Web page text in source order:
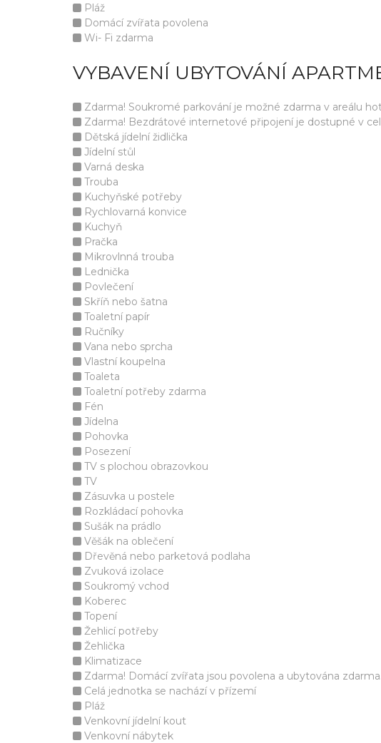
Pláž
Domácí zvířata povolena
Wi- Fi zdarma
VYBAVENÍ UBYTOVÁNÍ
Zdarma! Soukromé parkování je možné zdarma v areálu
Zdarma! Bezdrátové internetové připojení je dostupné v
Dětská jídelní židlička
Jídelní stůl
Varná deska
Trouba
Kuchyňské potřeby
Rychlovarná konvice
Kuchyň
Pračka
Mikrovlnná trouba
Lednička
Povlečení
Skříň nebo šatna
Toaletní papír
Ručníky
Vana nebo sprcha
Vlastní koupelna
Toaleta
Toaletní potřeby zdarma
Fén
Jídelna
Pohovka
Posezení
TV s plochou obrazovkou
TV
Zásuvka u postele
Rozkládací pohovka
Sušák na prádlo
Věšák na oblečení
Dřevěná nebo parketová podlaha
Zvuková izolace
Soukromý vchod
Koberec
Topení
Žehlicí potřeby
Žehlička
Klimatizace
Zdarma! Domácí zvířata jsou povolena a ubytována zdarma.
Celá jednotka se nachází v přízemí
Pláž
Venkovní jídelní kout
Venkovní nábytek